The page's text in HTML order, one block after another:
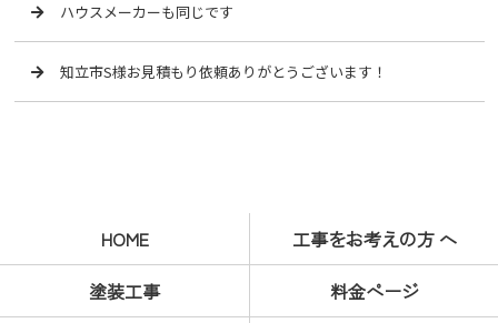
ハウスメーカーも同じです
知立市S様お見積もり依頼ありがとうございます！
HOME
工事をお考えの方 へ
塗装工事
料金ページ